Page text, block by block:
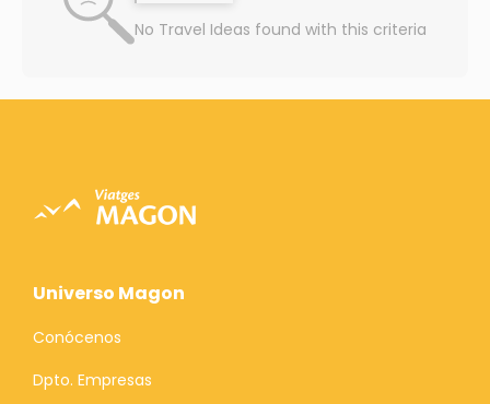
No Travel Ideas found with this criteria
Universo Magon
Conócenos
Dpto. Empresas